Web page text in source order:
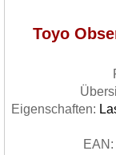
Toyo
Eigenschaften:
EAN: